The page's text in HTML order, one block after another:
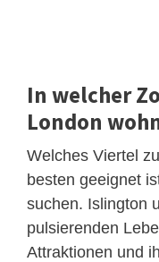
In welcher
London
Welches Viertel
besten geeignet
suchen. Islington
pulsierenden
Attraktionen und